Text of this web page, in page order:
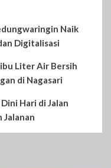
Naik
Digitalisasi
Liter Air Bersih
di Nagasari
Hari di Jalan
Jalanan